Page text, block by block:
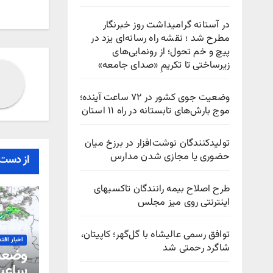
در آستانه گرامیداشت روز خبرنگار
مطرح شد ؛ نقشه راه رسانه‌ای یزد در
پیچ‌ و خم تحول؛ از رونمایی‌های
زیرساختی تا تکریمِ «صدای جامعه»
وضعیت جوی کشور در ۷۲ ساعت آینده؛
موج بارش‌های تابستانه در راه ۱۱ استان
تولیدکنندگان نوشت‌افزار در برزخ میان
حضوری یا مجازی شدن مدارس
طرح اصلاح بیمه رانندگان تاکسیهای
اینترنتی روی میز مجلس
توافق رسمی عالیشاه با گل‌گهر؛ کاپیتان،
شاگرد رحمتی شد
از
اخبار